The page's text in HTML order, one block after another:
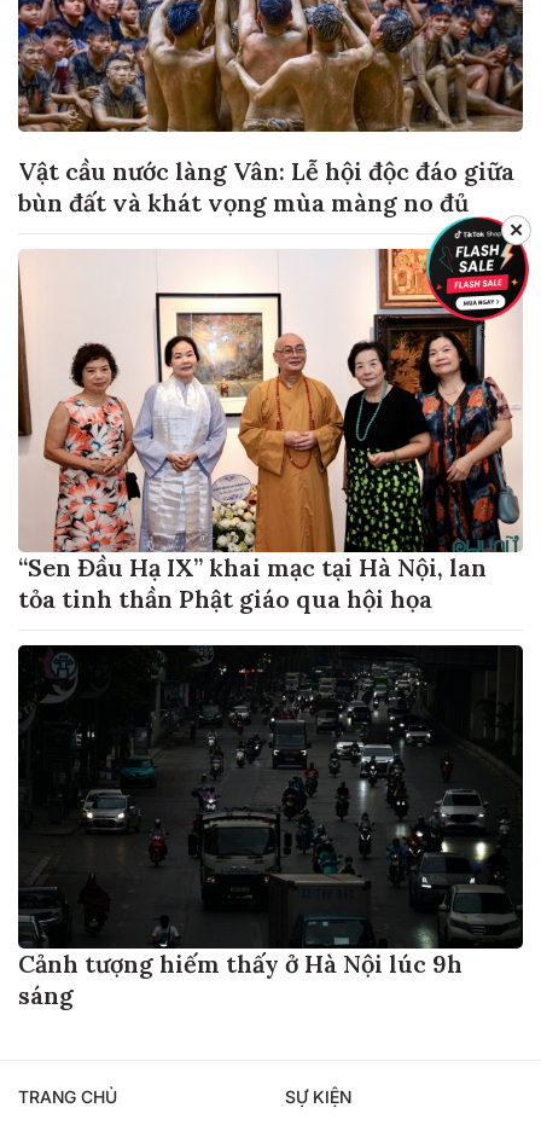
Vật cầu nước làng Vân: Lễ hội độc đáo giữa
bùn đất và khát vọng mùa màng no đủ
“Sen Đầu Hạ IX” khai mạc tại Hà Nội, lan
tỏa tinh thần Phật giáo qua hội họa
Cảnh tượng hiếm thấy ở Hà Nội lúc 9h
sáng
TRANG CHỦ SỰ KIỆN
✕